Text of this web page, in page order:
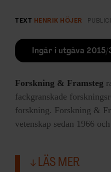
TEXT HENRIK HÖJER
Ingår i utgåva 2015/
Forskning & Framsteg
fackgranskade
forskning. Forskning &
vetenskap sedan 1966
LÄS MER